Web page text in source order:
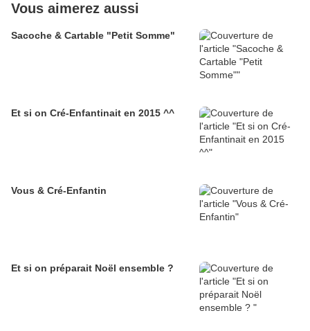
Vous aimerez aussi
Sacoche & Cartable "Petit Somme"
Et si on Cré-Enfantinait en 2015 ^^
Vous & Cré-Enfantin
Et si on préparait Noël ensemble ?